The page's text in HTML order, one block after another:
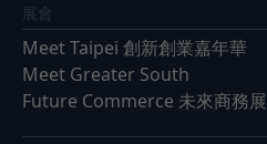
展會
Meet Taipei 創新創業嘉年華
Meet Greater South
Future Commerce 未來商務展